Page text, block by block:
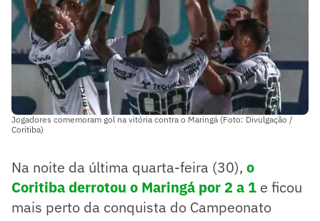
Jogadores comemoram gol na vitória contra o Maringá (Foto: Divulgação /
Coritiba)
Na noite da última quarta-feira (30), o
Coritiba derrotou o Maringá por 2 a 1 e ficou
mais perto da conquista do Campeonato